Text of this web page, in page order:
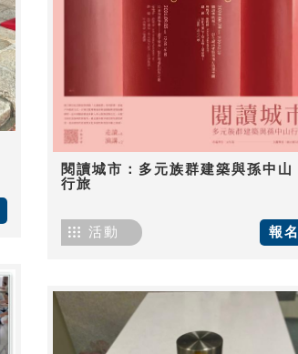
閱讀城市：多元族群建築與孫中山
行旅
報名
活動